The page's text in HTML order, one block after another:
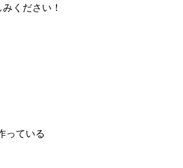
ください！
っている